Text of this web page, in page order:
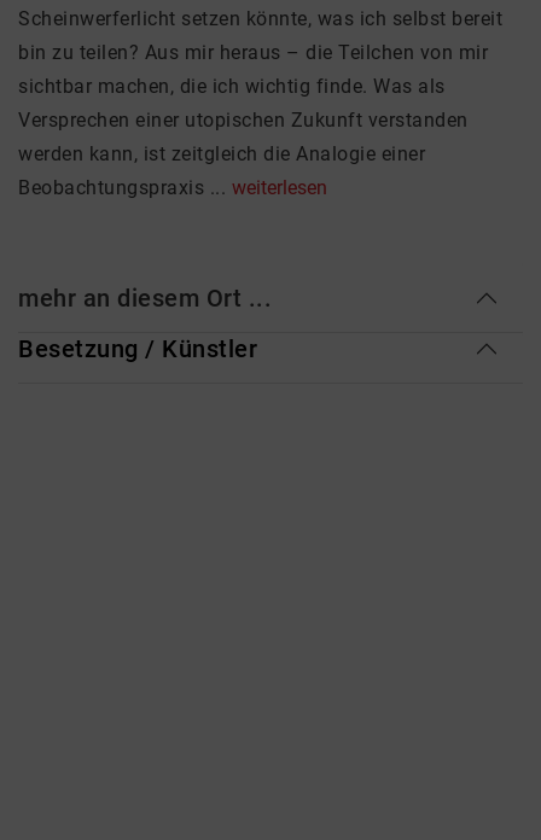
Scheinwerferlicht setzen könnte, was ich selbst bereit
bin zu teilen? Aus mir heraus – die Teilchen von mir
sichtbar machen, die ich wichtig finde. Was als
Versprechen einer utopischen Zukunft verstanden
werden kann, ist zeitgleich die Analogie einer
Beobachtungspraxis ... weiterlesen
mehr an diesem Ort ...
Besetzung / Künstler